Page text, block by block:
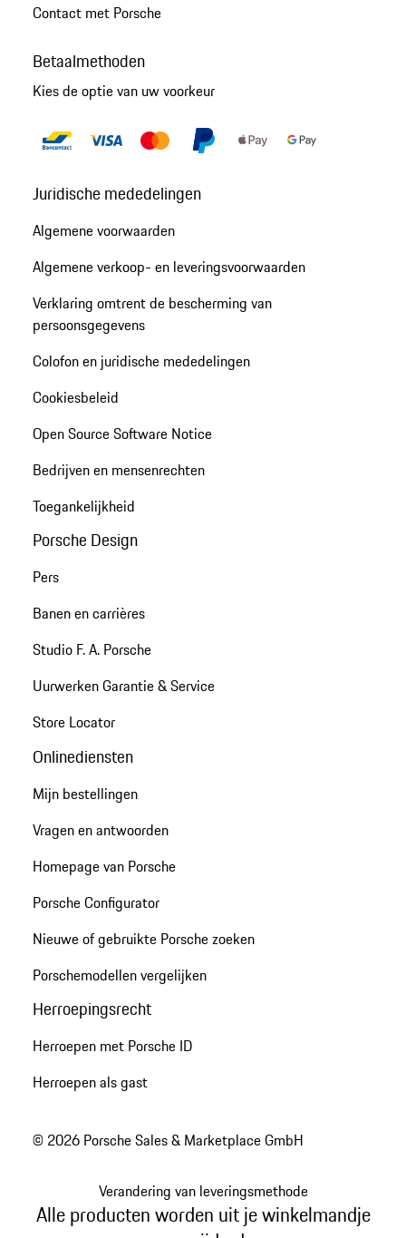
Contact met Porsche
Betaalmethoden
Kies de optie van uw voorkeur
Juridische mededelingen
Algemene voorwaarden
Algemene verkoop- en leveringsvoorwaarden
Verklaring omtrent de bescherming van
persoonsgegevens
Colofon en juridische mededelingen
Cookiesbeleid
Open Source Software Notice
Bedrijven en mensenrechten
Toegankelijkheid
Porsche Design
Pers
Banen en carrières
Studio F. A. Porsche
Uurwerken Garantie & Service
Store Locator
Onlinediensten
Mijn bestellingen
Vragen en antwoorden
Homepage van Porsche
Porsche Configurator
Nieuwe of gebruikte Porsche zoeken
Porschemodellen vergelijken
Herroepingsrecht
Herroepen met Porsche ID
Herroepen als gast
© 2026 Porsche Sales & Marketplace GmbH
Verandering van leveringsmethode
Alle producten worden uit je winkelmandje